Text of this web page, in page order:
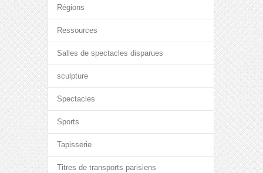
Régions
Ressources
Salles de spectacles disparues
sculpture
Spectacles
Sports
Tapisserie
Titres de transports parisiens